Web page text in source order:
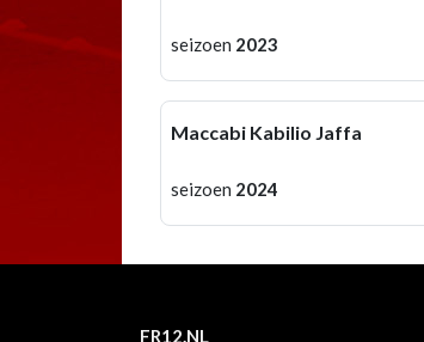
seizoen 2023
Maccabi Kabilio Jaffa
seizoen 2024
FR12.NL